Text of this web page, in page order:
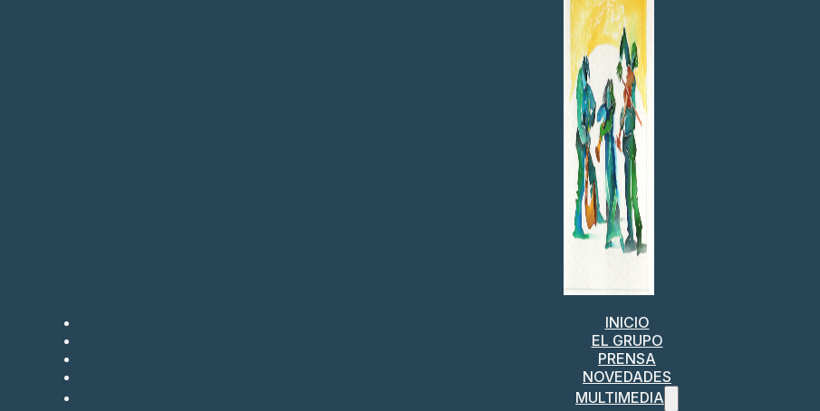
INICIO
EL GRUPO
PRENSA
NOVEDADES
MULTIMEDIA